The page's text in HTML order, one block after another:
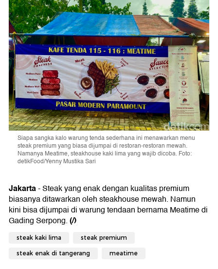
Siapa sangka kalo warung tenda sederhana ini menawarkan menu
steak premium yang biasa dijumpai di restoran-restoran mewah.
Namanya Meatime, steakhouse kaki lima yang wajib dicoba. Foto:
detikFood/Yenny Mustika Sari
Jakarta- Steak yang enak dengan kualitas premium
biasanya ditawarkan oleh steakhouse mewah. Namun
kini bisa dijumpai di warung tendaan bernama Meatime di
Gading Serpong.(/)
steak kaki lima steak premium
steak enak di tangerang meatime